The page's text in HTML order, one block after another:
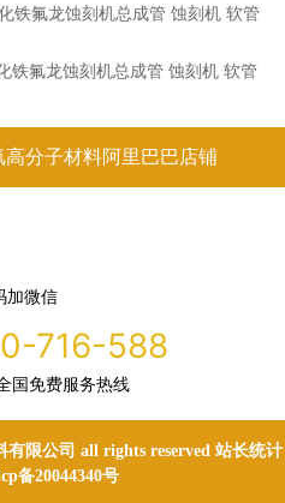
铁氟龙蚀刻机总成管 蚀刻机 软管
铁氟龙蚀刻机总成管 蚀刻机 软管
分子材料阿里巴巴店铺
加微信
716-588
国免费服务热线
限公司 all rights reserved 站长统计
备20044340号